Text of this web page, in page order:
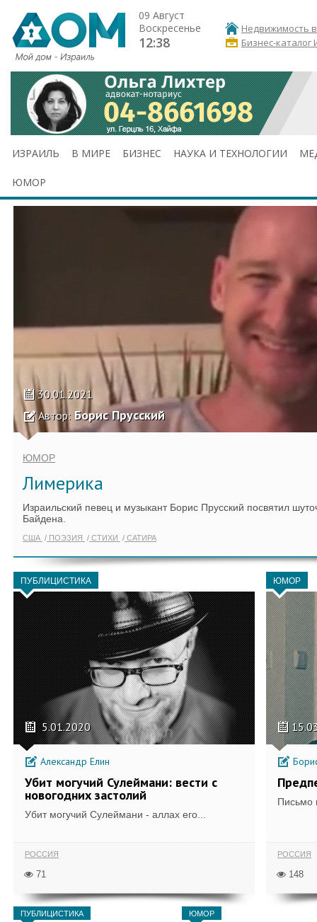
09 Август
Воскресенье
12:38
Недвижимость
Бизнес-каталог
ИЗРАИЛЬ В МИРЕ БИЗНЕС НАУКА И ТЕХНОЛОГИИ
ЮМОР
30.01.2021
Автор: Борис Прусский
ЮМОР
Лимерика
Израильский певец и музыкант Борис Прусский посвятил
Байдена.
США ПОЭЗИЯ СТИХИ САТИРА
ПУБЛИЦИСТИКА
5.01.2020
Александр Елин
Убит могучий Сулеймани: вести с
новогодних застолий
Убит могучий Сулеймани - аллах его...
РОССИЯ
71
ЮМОР
Письмо
РОССИЯ
148
ПУБЛИЦИСТИКА ЮМОР